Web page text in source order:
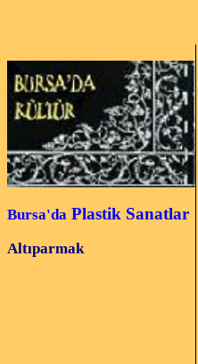
Bursa'da Plastik Sanatlar
Altıparmak